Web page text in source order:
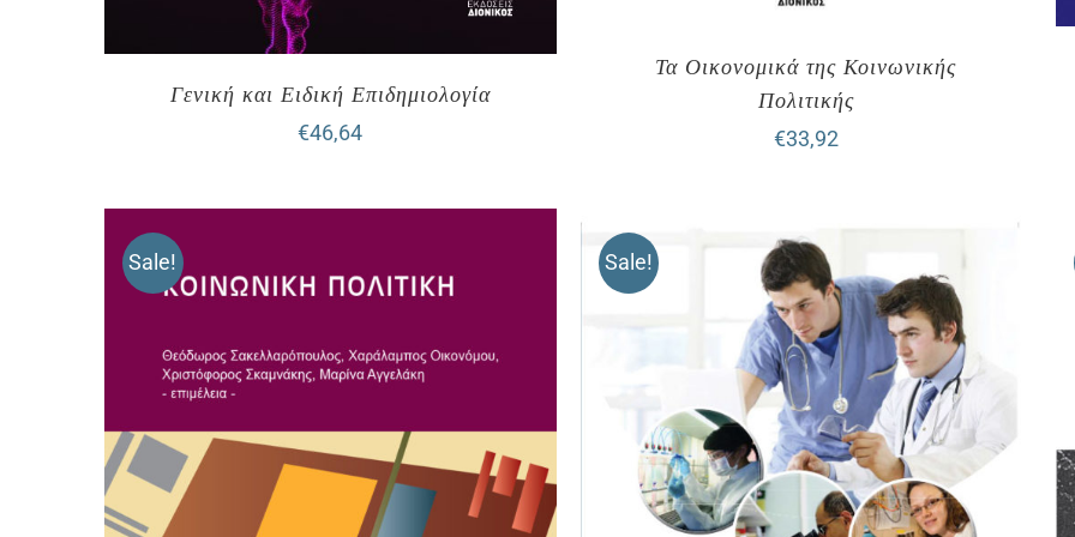
Γενική και Ειδική Επιδημιολογία
€46,64
Τα Οικονομικά της Κοινωνικής
Πολιτικής
€33,92
Sale! Sale!